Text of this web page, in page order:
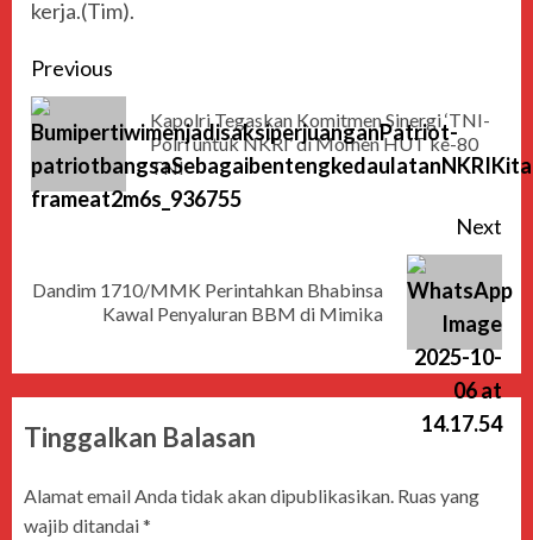
kerja.(Tim).
Previous
Kapolri Tegaskan Komitmen Sinergi ‘TNI-
Polri untuk NKRI’ di Momen HUT ke-80
TNI
Next
Dandim 1710/MMK Perintahkan Bhabinsa
Kawal Penyaluran BBM di Mimika
Tinggalkan Balasan
Alamat email Anda tidak akan dipublikasikan. Ruas yang
wajib ditandai*